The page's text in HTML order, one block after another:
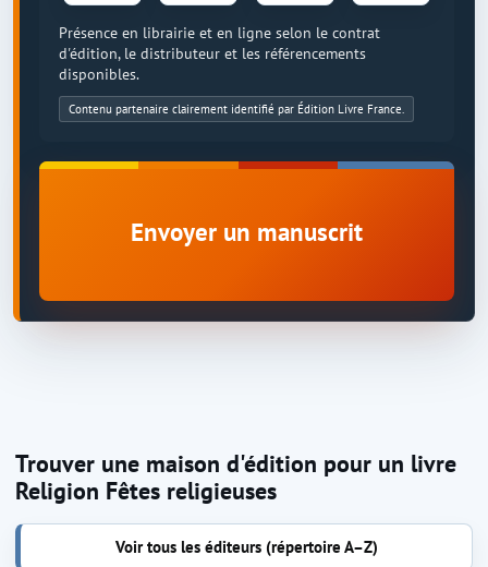
Présence en librairie et en ligne selon le contrat
d'édition, le distributeur et les référencements
disponibles.
Contenu partenaire clairement identifié par Édition Livre France.
Envoyer un manuscrit
Trouver une maison d'édition pour un livre
Religion Fêtes religieuses
Voir tous les éditeurs (répertoire A–Z)